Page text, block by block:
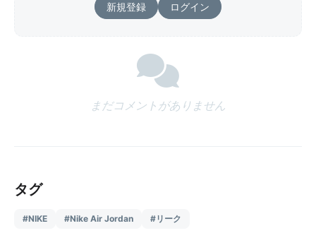
新規登録 ログイン
まだコメントがありません
タグ
#NIKE #Nike Air Jordan #リーク